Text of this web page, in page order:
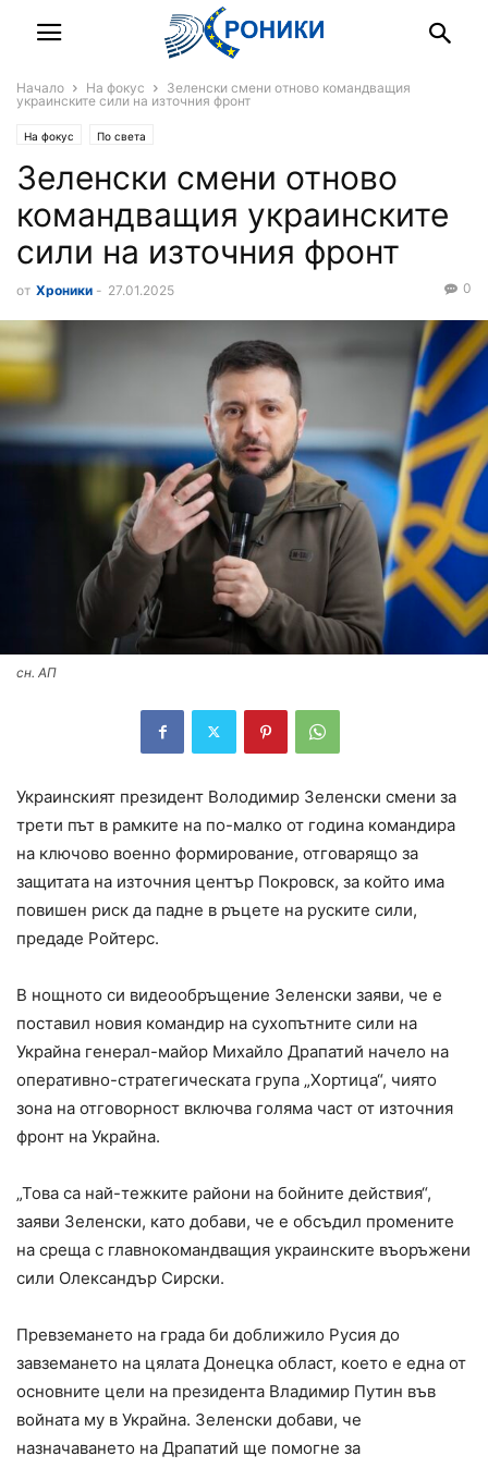
Начало На фокус
Зеленски смени отново командващия
украинските сили на източния фронт
На фокус По света
Зеленски смени отново
командващия украинските
сили на източния фронт
от Хроники - 27.01.2025 0
сн. АП
Украинският президент Володимир Зеленски смени за
трети път в рамките на по-малко от година командира
на ключово военно формирование, отговарящо за
защитата на източния център Покровск, за който има
повишен риск да падне в ръцете на руските сили,
предаде Ройтерс.
В нощното си видеообръщение Зеленски заяви, че е
поставил новия командир на сухопътните сили на
Украйна генерал-майор Михайло Драпатий начело на
оперативно-стратегическата група „Хортица“, чиято
зона на отговорност включва голяма част от източния
фронт на Украйна.
„Това са най-тежките райони на бойните действия“,
заяви Зеленски, като добави, че е обсъдил промените
на среща с главнокомандващия украинските въоръжени
сили Олександър Сирски.
Превземането на града би доближило Русия до
завземането на цялата Донецка област, което е една от
основните цели на президента Владимир Путин във
войната му в Украйна. Зеленски добави, че
назначаването на Драпатий ще помогне за